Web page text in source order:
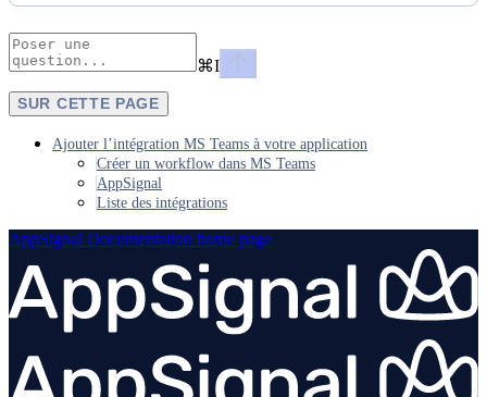
⌘I
SUR CETTE PAGE
Ajouter l’intégration MS Teams à votre application
Créer un workflow dans MS Teams
AppSignal
Liste des intégrations
AppSignal Documentation home page